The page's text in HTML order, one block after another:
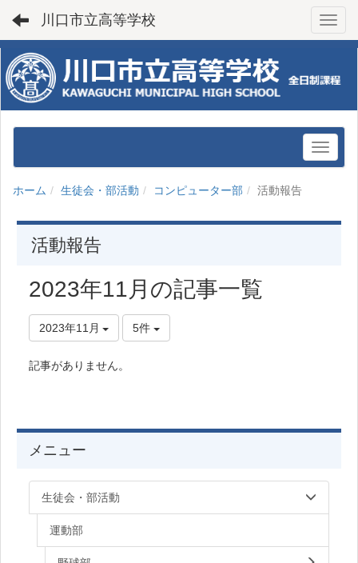
川口市立高等学校
ホーム 生徒会・部活動 コンピューター部 活動報告
活動報告
2023年11月の記事一覧
2023年11月 5件
記事がありません。
メニュー
生徒会・部活動
運動部